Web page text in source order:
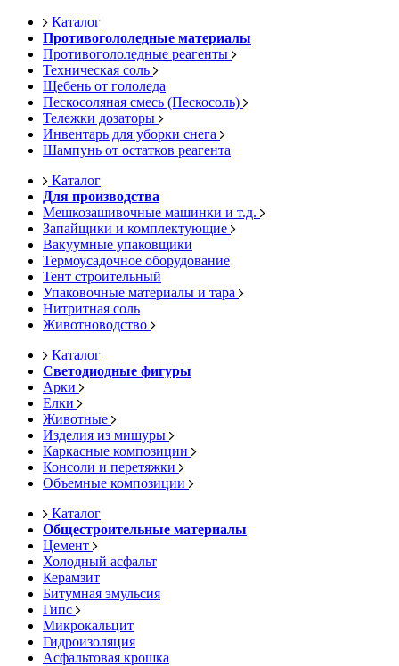
Каталог
Противогололедные материалы
Противогололедные реагенты
Техническая соль
Щебень от гололеда
Пескосоляная смесь (Пескосоль)
Тележки дозаторы
Инвентарь для уборки снега
Шампунь от остатков реагента
Каталог
Для производства
Мешкозашивочные машинки и т.д.
Запайщики и комплектующие
Вакуумные упаковщики
Термоусадочное оборудование
Тент строительный
Упаковочные материалы и тара
Нитритная соль
Животноводство
Каталог
Светодиодные фигуры
Арки
Елки
Животные
Изделия из мишуры
Каркасные композиции
Консоли и перетяжки
Объемные композиции
Каталог
Общестроительные материалы
Цемент
Холодный асфальт
Керамзит
Битумная эмульсия
Гипс
Микрокальцит
Гидроизоляция
Асфальтовая крошка